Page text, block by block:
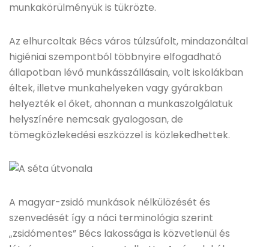
munkakörülményük is tükrözte.
Az elhurcoltak Bécs város túlzsúfolt, mindazonáltal
higiéniai szempontból többnyire elfogadható
állapotban lévő munkásszállásain, volt iskolákban
éltek, illetve munkahelyeken vagy gyárakban
helyezték el őket, ahonnan a munkaszolgálatuk
helyszínére nemcsak gyalogosan, de
tömegközlekedési eszközzel is közlekedhettek.
A magyar-zsidó munkások nélkülözését és
szenvedését így a náci terminológia szerint
„zsidómentes” Bécs lakossága is közvetlenül és